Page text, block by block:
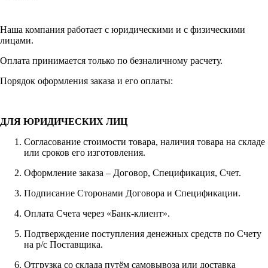
Наша компания работает с юридическими и с физическими
лицами.
Оплата принимается только по безналичному расчету.
Порядок оформления заказа и его оплаты:
ДЛЯ ЮРИДИЧЕСКИХ ЛИЦ
Согласование стоимости товара, наличия товара на складе
или сроков его изготовления.
Оформление заказа – Договор, Спецификация, Счет.
Подписание Сторонами Договора и Спецификации.
Оплата Счета через «Банк-клиент».
Подтверждение поступления денежных средств по Счету
на р/с Поставщика.
Отгрузка со склада путём самовывоза или доставка